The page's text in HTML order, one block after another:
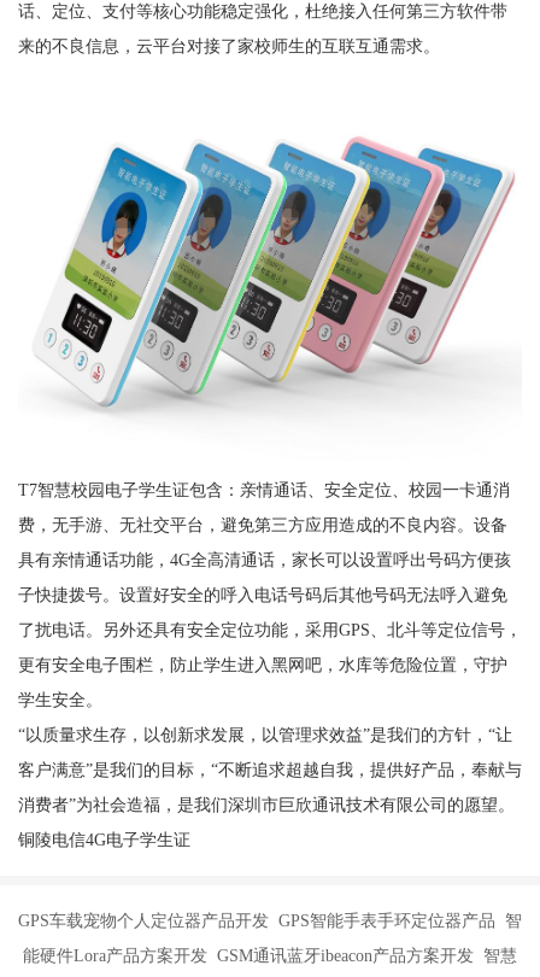
话、定位、支付等核心功能稳定强化，杜绝接入任何第三方软件带
来的不良信息，云平台对接了家校师生的互联互通需求。
T7智慧校园电子学生证包含：亲情通话、安全定位、校园一卡通消
费，无手游、无社交平台，避免第三方应用造成的不良内容。设备
具有亲情通话功能，4G全高清通话，家长可以设置呼出号码方便孩
子快捷拨号。设置好安全的呼入电话号码后其他号码无法呼入避免
了扰电话。另外还具有安全定位功能，采用GPS、北斗等定位信号，
更有安全电子围栏，防止学生进入黑网吧，水库等危险位置，守护
学生安全。
“以质量求生存，以创新求发展，以管理求效益”是我们的方针，“让
客户满意”是我们的目标，“不断追求超越自我，提供好产品，奉献与
消费者”为社会造福，是我们深圳市巨欣通讯技术有限公司的愿望。
铜陵电信4G电子学生证
GPS车载宠物个人定位器产品开发 GPS智能手表手环定位器产品 智
能硬件Lora产品方案开发 GSM通讯蓝牙ibeacon产品方案开发 智慧